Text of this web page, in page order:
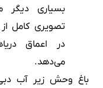
بسیاری دیگر
تصویری کامل
در اعماق
می‌دهد.
باغ وحش زیر آب